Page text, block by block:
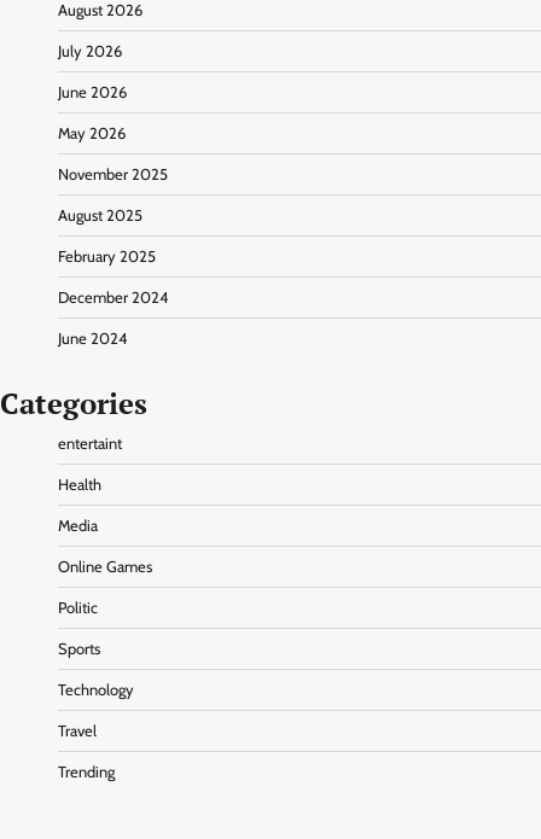
August 2026
July 2026
June 2026
May 2026
November 2025
August 2025
February 2025
December 2024
June 2024
Categories
entertaint
Health
Media
Online Games
Politic
Sports
Technology
Travel
Trending